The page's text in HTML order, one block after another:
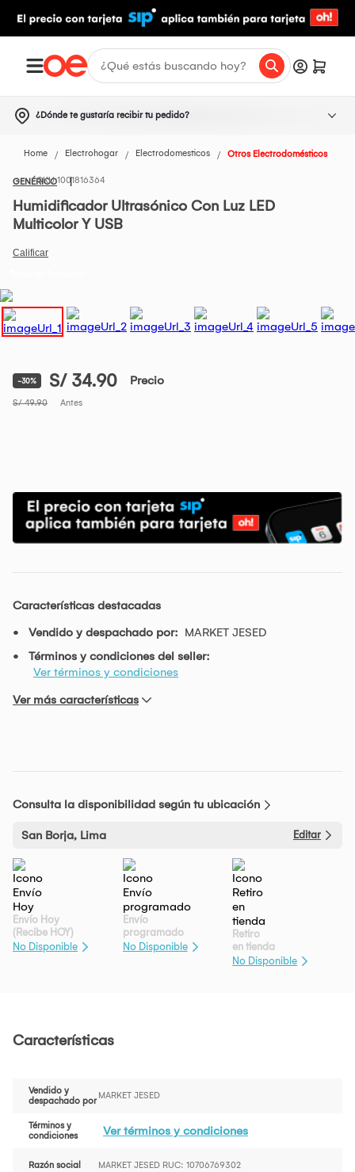
¿Dónde te gustaría recibir tu pedido?
Home Electrohogar Electrodomesticos Otros Electrodomésticos
GENÉRICO1001816364
Humidificador Ultrasónico Con Luz LED
Multicolor Y USB
-30% S/ 34.90 Precio
S/ 49.90 Antes
Características destacadas
Vendido y despachado por: MARKET JESED
Términos y condiciones del seller:
Ver términos y condiciones
Ver más características
Consulta la disponibilidad según tu ubicación
San Borja, Lima Editar
Envío Hoy
(Recibe HOY)
No Disponible
Envío
programado
No Disponible
Retiro
en tienda
No Disponible
Características
Vendido y
despachado por
MARKET JESED
Términos y
condiciones
Ver términos y condiciones
Razón social MARKET JESED RUC: 10706769302